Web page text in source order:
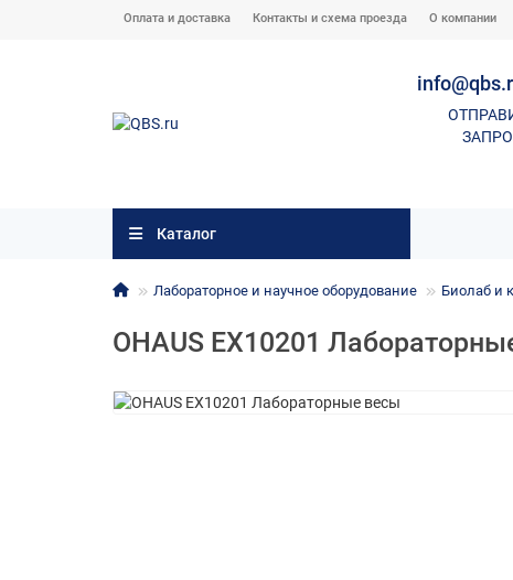
Оплата и доставка Контакты и схема проезда О компании
Каталог
Лабораторное и научное оборудование Биолаб и
OHAUS EX10201